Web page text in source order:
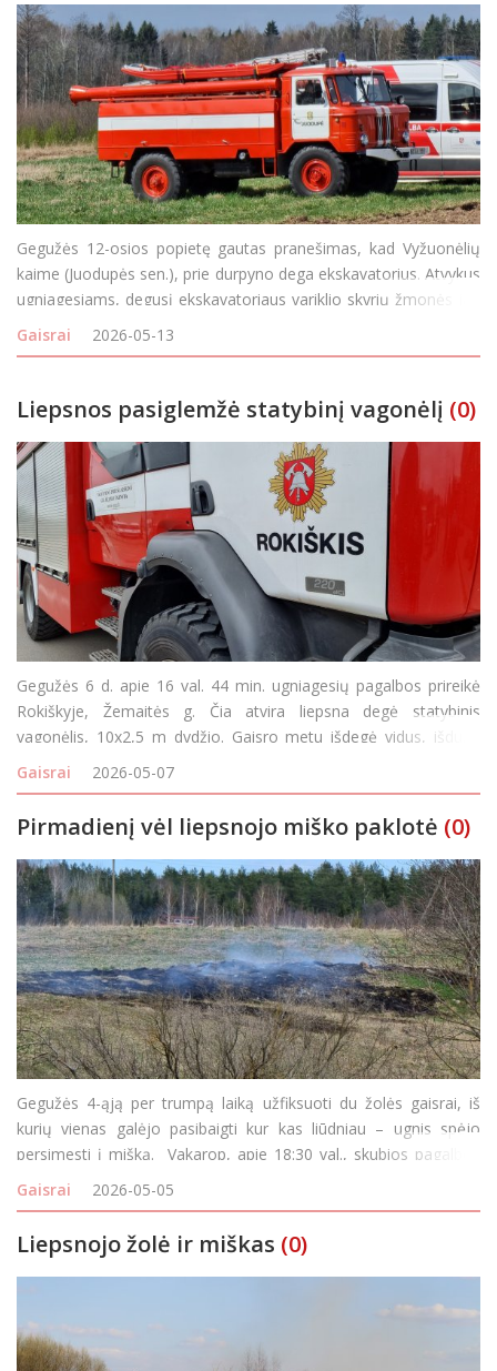
Gegužės 12-osios popietę gautas pranešimas, kad Vyžuonėlių
kaime (Juodupės sen.), prie durpyno dega ekskavatorius. Atvykus
ugniagesiams, degusį ekskavatoriaus variklio skyrių žmonės jau
buvo užgesinę patys.
Gaisrai 2026-05-13
Liepsnos pasiglemžė statybinį vagonėlį (0)
Gegužės 6 d. apie 16 val. 44 min. ugniagesių pagalbos prireikė
Rokiškyje, Žemaitės g. Čia atvira liepsna degė statybinis
vagonėlis, 10x2,5 m dydžio. Gaisro metu išdegė vidus, išdužo
langai, termiškai paveikta išorė. Įvykis tiriamas.
Gaisrai 2026-05-07
Pirmadienį vėl liepsnojo miško paklotė (0)
Gegužės 4-ąją per trumpą laiką užfiksuoti du žolės gaisrai, iš
kurių vienas galėjo pasibaigti kur kas liūdniau – ugnis spėjo
persimesti į mišką. Vakarop, apie 18:30 val., skubios pagalbos
tarnybos gavo pranešimą apie gaisrą Rokiškio kaimiškojoje
seniūn
Gaisrai 2026-05-05
Liepsnojo žolė ir miškas (0)